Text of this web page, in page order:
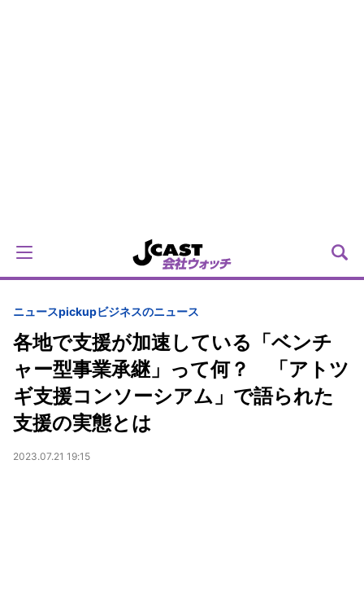
ニュースpickupビジネスのニュース
各地で支援が加速している「ベンチ
ャー型事業承継」って何？ 「アトツ
ギ支援コンソーシアム」で語られた
支援の実態とは
2023.07.21 19:15